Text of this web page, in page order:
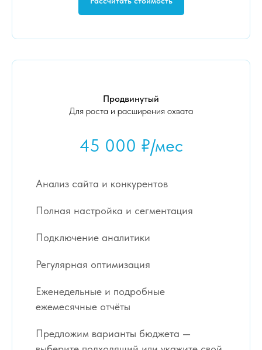
Продвинутый
Для роста и расширения охвата
45 000 ₽/мес
Анализ сайта и конкурентов
Полная настройка и сегментация
Подключение аналитики
Регулярная оптимизация
Еженедельные и подробные
ежемесячные отчёты
Предложим варианты бюджета —